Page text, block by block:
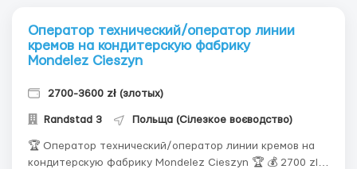
Оператор технический/оператор линии
кремов на кондитерскую фабрику
Mondelez Cieszyn
2700-3600 zł (злотых)
Randstad 3 Польща (Сілезкое воєводство)
🏆 Оператор технический/оператор линии кремов на
кондитерскую фабрику Mondelez Cieszyn 🏆 💰 2700 zl -